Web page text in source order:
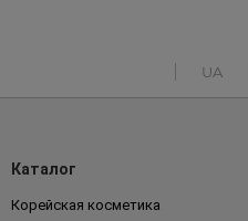
UA
Каталог
Корейская косметика